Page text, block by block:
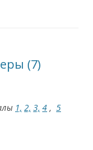
(7)
1, 2, 3, 4 , 5